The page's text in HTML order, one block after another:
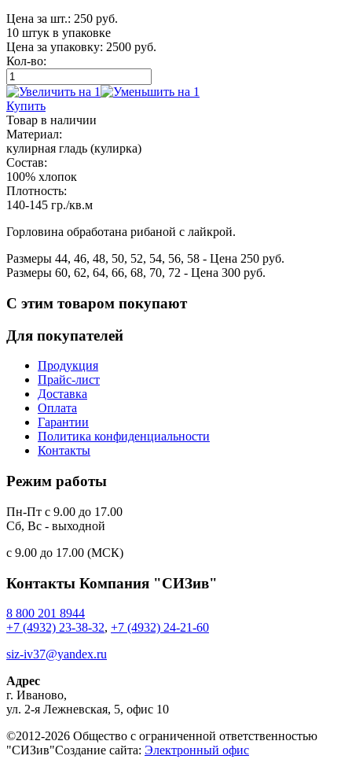
Цена за шт.: 250 руб.
10 штук в упаковке
Цена за упаковку: 2500 руб.
Кол-во:
Купить
Товар в наличии
Материал:
кулирная гладь (кулирка)
Состав:
100% хлопок
Плотность:
140-145 гр./кв.м
Горловина обработана рибаной с лайкрой.
Размеры 44, 46, 48, 50, 52, 54, 56, 58 - Цена 250 руб.
Размеры 60, 62, 64, 66, 68, 70, 72 - Цена 300 руб.
С этим товаром покупают
Для покупателей
Продукция
Прайс-лист
Доставка
Оплата
Гарантии
Политика конфиденциальности
Контакты
Режим работы
Пн-Пт с 9.00 до 17.00
Сб, Вс - выходной
c 9.00 до 17.00 (МСК)
Контакты Компания "СИЗив"
8 800 201 8944
+7 (4932) 23-38-32, +7 (4932) 24-21-60
siz-iv37@yandex.ru
Адрес
г. Иваново,
ул. 2-я Лежневская, 5, офис 10
©2012-2026 Общество с ограниченной ответственностью
"СИЗив"Создание сайта: Электронный офис